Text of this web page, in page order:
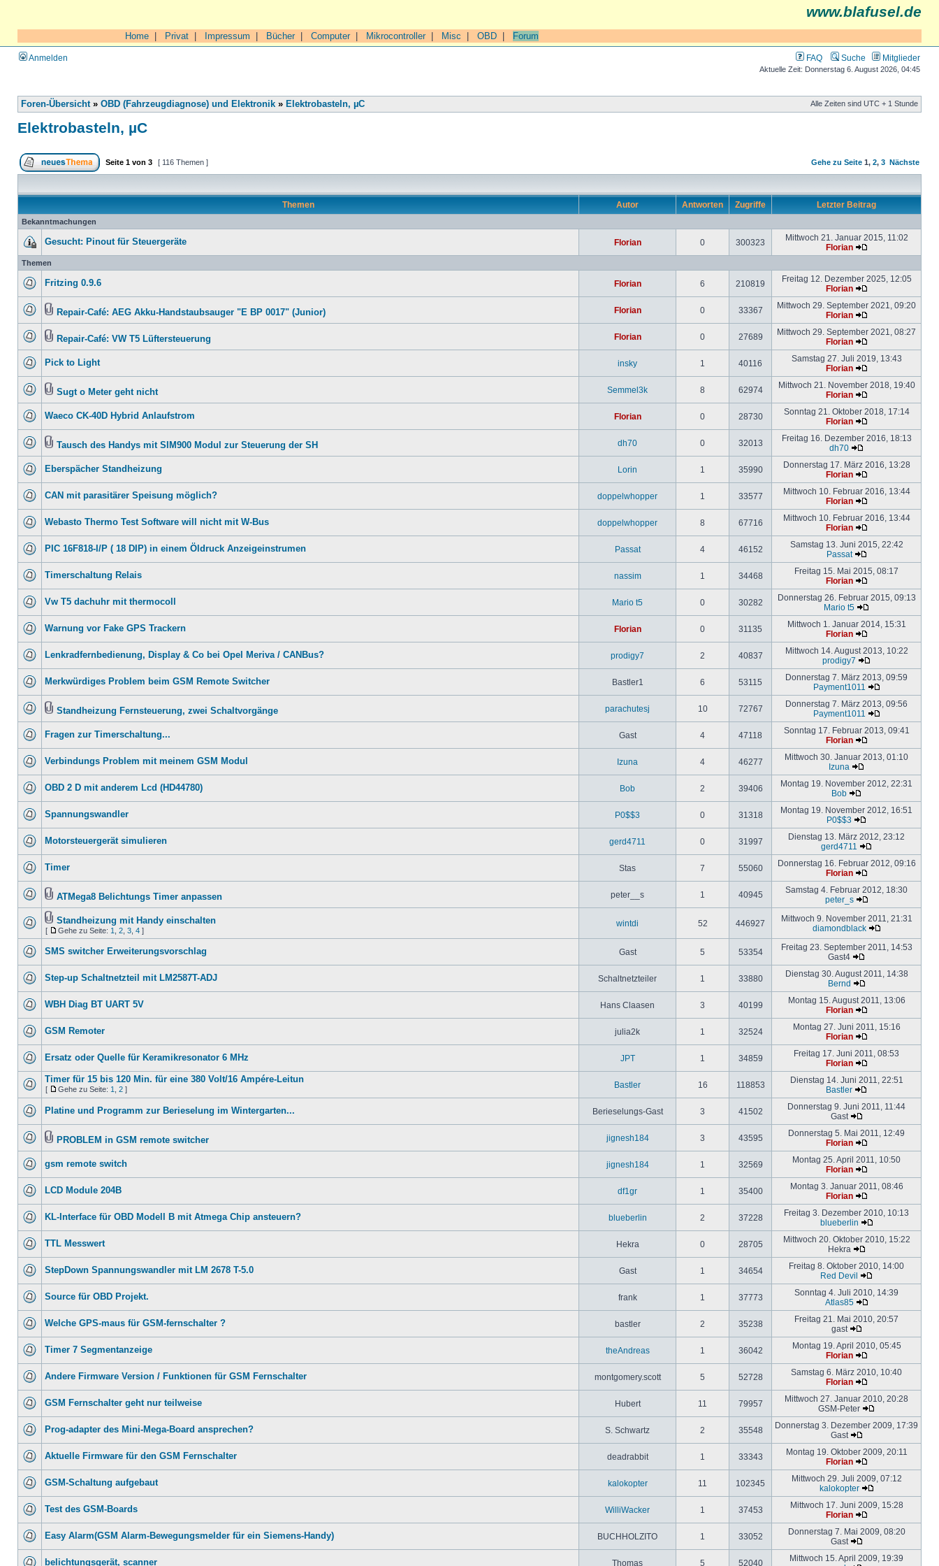
www.blafusel.de
Home Privat Impressum Bücher| Computer| Mikrocontroller| Misc OBD Forum
Anmelden FAQ Suche Mitglieder
Aktuelle Zeit: Donnerstag 6. August 2026, 04:45
Foren-Übersicht» OBD (Fahrzeugdiagnose) und Elektronik » Elektrobasteln, µC Alle Zeiten sind UTC + 1 Stunde
Elektrobasteln, µC
Seite 1 von 3 [ 116 Themen ] Gehe zu Seite 1, 2, 3 Nächste
Themen Autor Antworten Zugriffe Letzter Beitrag
Bekanntmachungen
Gesucht: Pinout für Steuergeräte Florian 0 300323
Mittwoch 21. Januar 2015, 11:02
Florian
Themen
Fritzing 0.9.6 Florian 6 210819
Freitag 12. Dezember 2025, 12:05
Florian
Repair-Café: AEG Akku-Handstaubsauger "E BP 0017" (Junior) Florian 0 33367
Mittwoch 29. September 2021, 09:20
Florian
Repair-Café: VW T5 Lüftersteuerung Florian 0 27689
Mittwoch 29. September 2021, 08:27
Florian
Pick to Light insky 1 40116
Samstag 27. Juli 2019, 13:43
Florian
Sugt o Meter geht nicht Semmel3k 8 62974
Mittwoch 21. November 2018, 19:40
Florian
Waeco CK-40D Hybrid Anlaufstrom Florian 0 28730
Sonntag 21. Oktober 2018, 17:14
Florian
Tausch des Handys mit SIM900 Modul zur Steuerung der SH dh70 0 32013
Freitag 16. Dezember 2016, 18:13
dh70
Eberspächer Standheizung Lorin 1 35990
Donnerstag 17. März 2016, 13:28
Florian
CAN mit parasitärer Speisung möglich? doppelwhopper 1 33577
Mittwoch 10. Februar 2016, 13:44
Florian
Webasto Thermo Test Software will nicht mit W-Bus doppelwhopper 8 67716
Mittwoch 10. Februar 2016, 13:44
Florian
PIC 16F818-I/P ( 18 DIP) in einem Öldruck Anzeigeinstrumen Passat 4 46152
Samstag 13. Juni 2015, 22:42
Passat
Timerschaltung Relais nassim 1 34468
Freitag 15. Mai 2015, 08:17
Florian
Vw T5 dachuhr mit thermocoll Mario t5 0 30282
Donnerstag 26. Februar 2015, 09:13
Mario t5
Warnung vor Fake GPS Trackern Florian 0 31135
Mittwoch 1. Januar 2014, 15:31
Florian
Lenkradfernbedienung, Display & Co bei Opel Meriva / CANBus? prodigy7 2 40837
Mittwoch 14. August 2013, 10:22
prodigy7
Merkwürdiges Problem beim GSM Remote Switcher Bastler1 6 53115
Donnerstag 7. März 2013, 09:59
Payment1011
Standheizung Fernsteuerung, zwei Schaltvorgänge parachutesj 10 72767
Donnerstag 7. März 2013, 09:56
Payment1011
Fragen zur Timerschaltung... Gast 4 47118
Sonntag 17. Februar 2013, 09:41
Florian
Verbindungs Problem mit meinem GSM Modul Izuna 4 46277
Mittwoch 30. Januar 2013, 01:10
Izuna
OBD 2 D mit anderem Lcd (HD44780) Bob 2 39406
Montag 19. November 2012, 22:31
Bob
Spannungswandler P0$$3 0 31318
Montag 19. November 2012, 16:51
P0$$3
Motorsteuergerät simulieren gerd4711 0 31997
Dienstag 13. März 2012, 23:12
gerd4711
Timer Stas 7 55060
Donnerstag 16. Februar 2012, 09:16
Florian
ATMega8 Belichtungs Timer anpassen peter__s 1 40945
Samstag 4. Februar 2012, 18:30
peter_s
Standheizung mit Handy einschalten
[ Gehe zu Seite: 1 2 3 4 ]
wintdi 52 446927
Mittwoch 9. November 2011, 21:31
diamondblack
SMS switcher Erweiterungsvorschlag Gast 5 53354
Freitag 23. September 2011, 14:53
Gast4
Step-up Schaltnetzteil mit LM2587T-ADJ Schaltnetzteiler 1 33880
Dienstag 30. August 2011, 14:38
Bernd
WBH Diag BT UART 5V Hans Claasen 3 40199
Montag 15. August 2011, 13:06
Florian
GSM Remoter julia2k 1 32524
Montag 27. Juni 2011, 15:16
Florian
Ersatz oder Quelle für Keramikresonator 6 MHz JPT 1 34859
Freitag 17. Juni 2011, 08:53
Florian
Timer für 15 bis 120 Min. für eine 380 Volt/16 Ampére-Leitun
[ Gehe zu Seite: 1 2 ] Bastler 16 118853
Dienstag 14. Juni 2011, 22:51
Bastler
Platine und Programm zur Berieselung im Wintergarten... Berieselungs-Gast 3 41502
Donnerstag 9. Juni 2011, 11:44
Gast
PROBLEM in GSM remote switcher jignesh184 3 43595
Donnerstag 5. Mai 2011, 12:49
Florian
gsm remote switch jignesh184 1 32569
Montag 25. April 2011, 10:50
Florian
LCD Module 204B df1gr 1 35400
Montag 3. Januar 2011, 08:46
Florian
KL-Interface für OBD Modell B mit Atmega Chip ansteuern? blueberlin 2 37228
Freitag 3. Dezember 2010, 10:13
blueberlin
TTL Messwert Hekra 0 28705
Mittwoch 20. Oktober 2010, 15:22
Hekra
StepDown Spannungswandler mit LM 2678 T-5.0 Gast 1 34654
Freitag 8. Oktober 2010, 14:00
Red Devil
Source für OBD Projekt. frank 1 37773
Sonntag 4. Juli 2010, 14:39
Atlas85
Welche GPS-maus für GSM-fernschalter ? bastler 2 35238
Freitag 21. Mai 2010, 20:57
gast
Timer 7 Segmentanzeige theAndreas 1 36042
Montag 19. April 2010, 05:45
Florian
Andere Firmware Version / Funktionen für GSM Fernschalter montgomery.scott 5 52728
Samstag 6. März 2010, 10:40
Florian
GSM Fernschalter geht nur teilweise Hubert 11 79957
Mittwoch 27. Januar 2010, 20:28
GSM-Peter
Prog-adapter des Mini-Mega-Board ansprechen? S. Schwartz 2 35548
Donnerstag 3. Dezember 2009, 17:39
Gast
Aktuelle Firmware für den GSM Fernschalter deadrabbit 1 33343
Montag 19. Oktober 2009, 20:11
Florian
GSM-Schaltung aufgebaut kalokopter 11 102345
Mittwoch 29. Juli 2009, 07:12
kalokopter
Test des GSM-Boards WilliWacker 1 37453
Mittwoch 17. Juni 2009, 15:28
Florian
Easy Alarm(GSM Alarm-Bewegungsmelder für ein Siemens-Handy) BUCHHOLZITO 1 33052
Donnerstag 7. Mai 2009, 08:20
Gast
belichtungsgerät, scanner Thomas 5 52040
Mittwoch 15. April 2009, 19:39